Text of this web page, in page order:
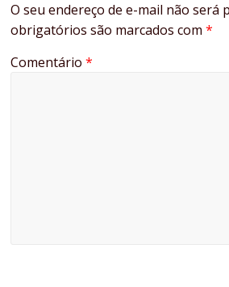
O seu endereço de e-mail não será
obrigatórios são marcados com*
Comentário*